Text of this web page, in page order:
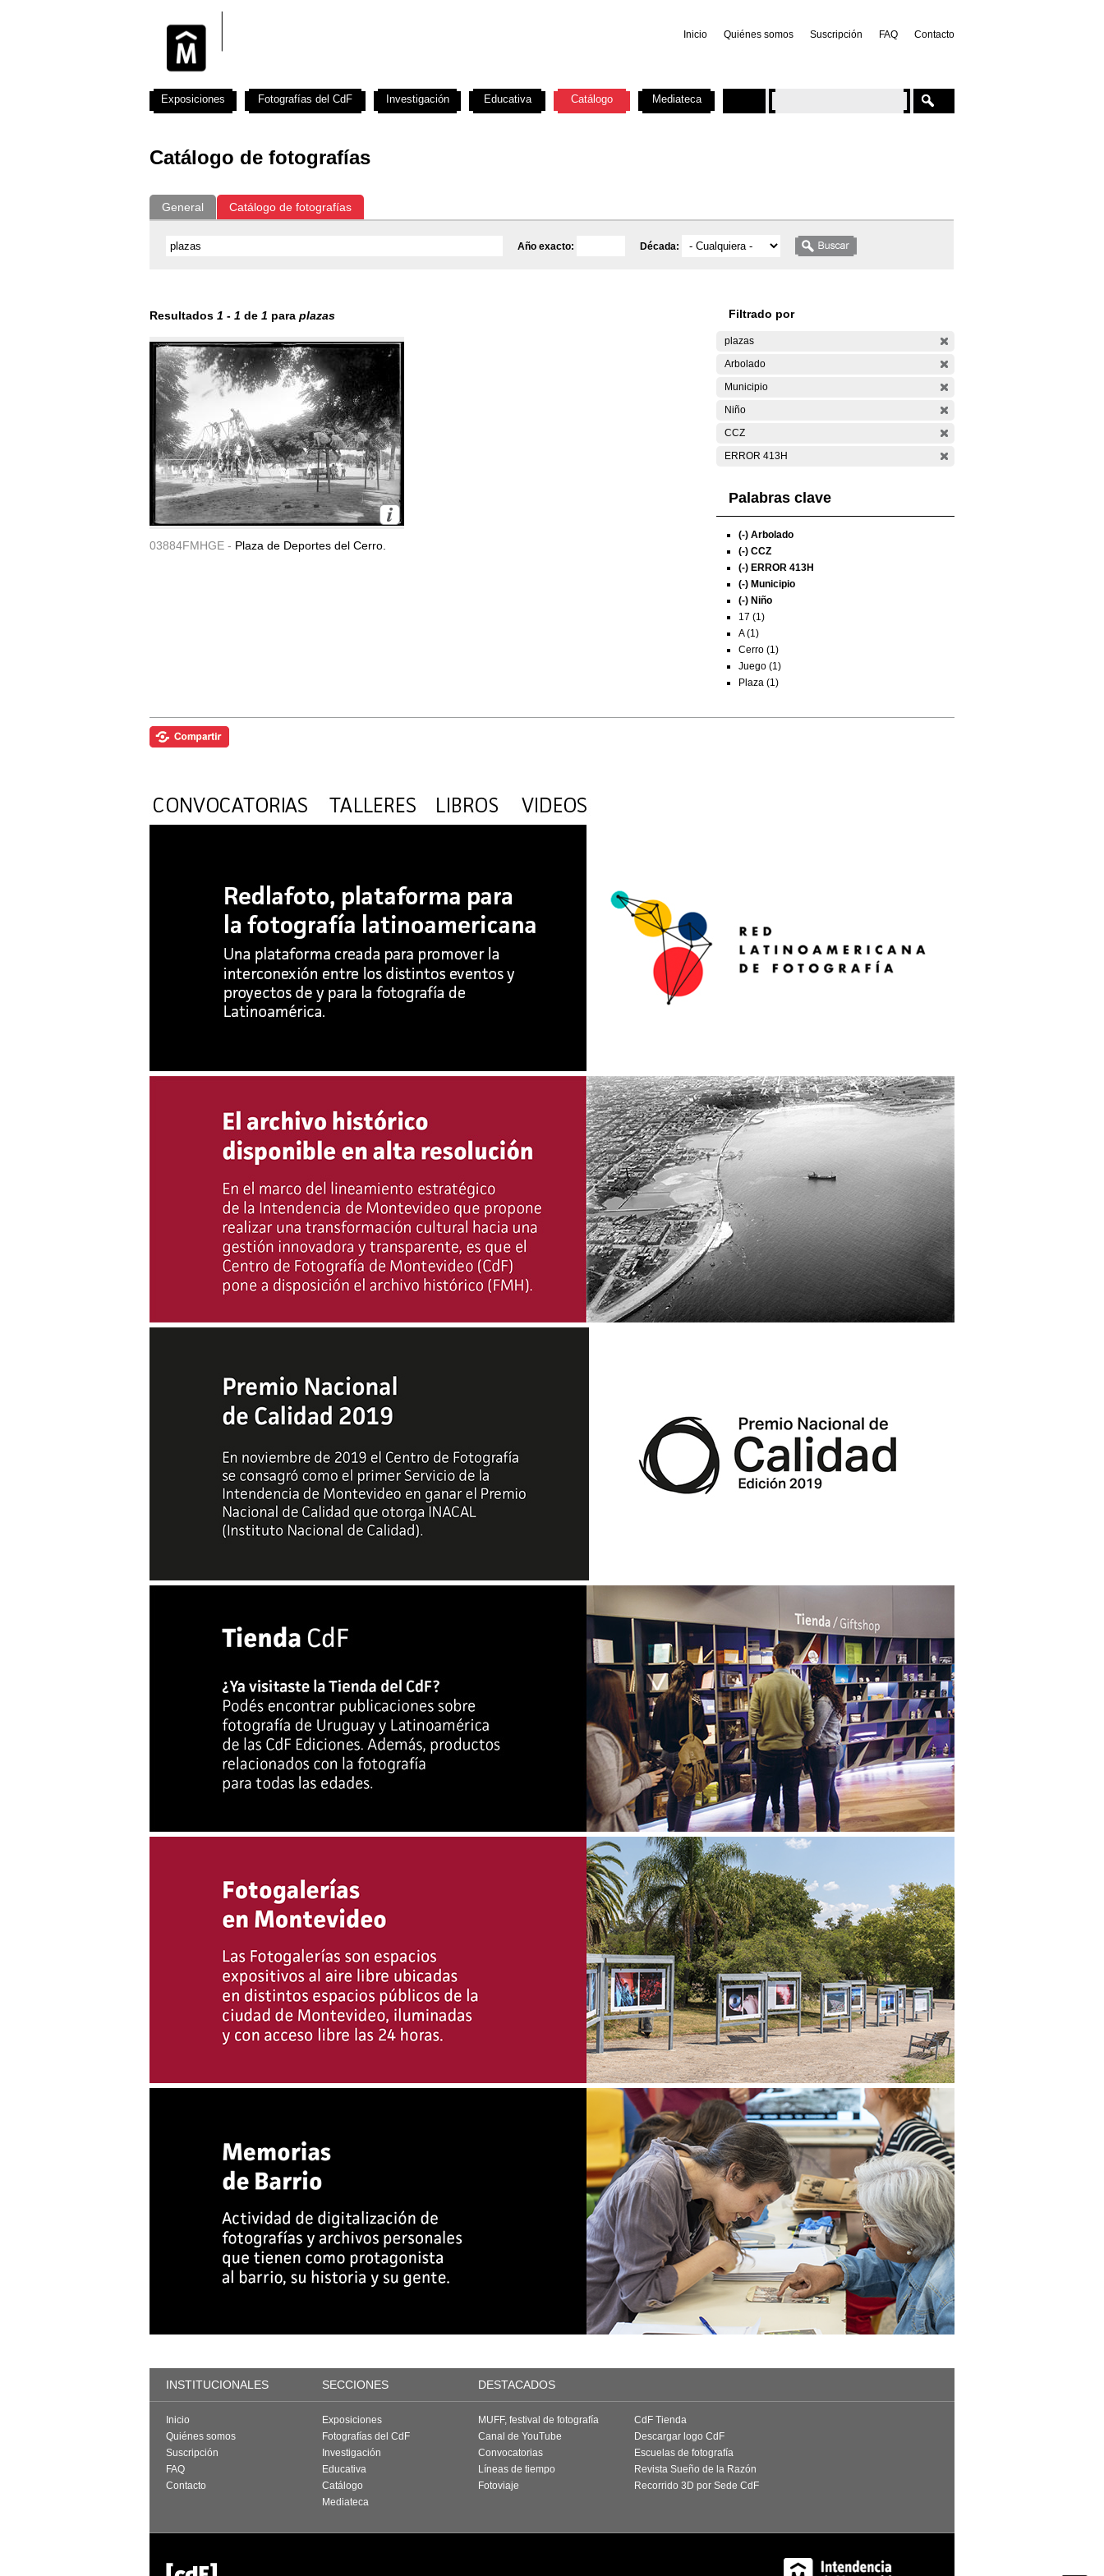
Inicio Quiénes somos Suscripción FAQ Contacto
Catálogo de fotografías
General Catálogo de fotografías
Año exacto: Década:
Resultados 1 - 1 de 1 para plazas
03884FMHGE - Plaza de Deportes del Cerro.
Filtrado por
plazas
Arbolado
Municipio
Niño
CCZ
ERROR 413H
Palabras clave
(-) Arbolado
(-) CCZ
(-) ERROR 413H
(-) Municipio
(-) Niño
17 (1)
A (1)
Cerro (1)
Juego (1)
Plaza (1)
Exposiciones Fotografías del CdF Investigación Educativa Catálogo Mediateca
INSTITUCIONALES SECCIONES DESTACADOS
Inicio
Quiénes somos
Suscripción
FAQ
Contacto
Exposiciones
Fotografías del CdF
Investigación
Educativa
Catálogo
Mediateca
MUFF, festival de fotografía
Canal de YouTube
Convocatorias
Líneas de tiempo
Fotoviaje
CdF Tienda
Descargar logo CdF
Escuelas de fotografía
Revista Sueño de la Razón
Recorrido 3D por Sede CdF